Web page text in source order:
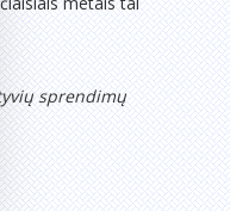
sprendimų